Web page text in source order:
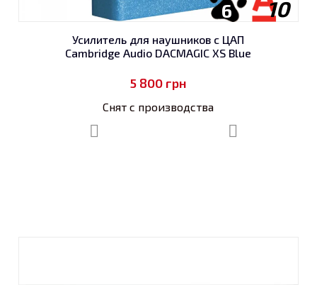
10
6
Усилитель для наушников с ЦАП
Cambridge Audio DACMAGIC XS Blue
5 800 грн
Снят с производства